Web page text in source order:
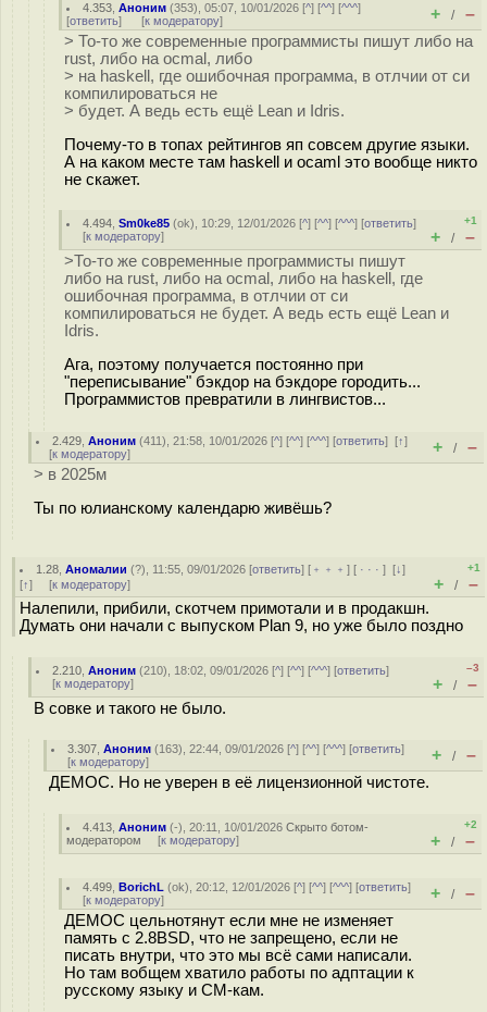
4.353 ,Аноним (353), 05:07, 10/01/2026 [^] [^^] [^^^]
[ответить] [к модератору] + / –
> То-то же современные программисты пишут либо на
rust, либо на ocmal, либо
> на haskell, где ошибочная программа, в отлчии от си
компилироваться не
> будет. А ведь есть ещё Lean и Idris.
Почему-то в топах рейтингов яп совсем другие языки.
А на каком месте там haskell и ocaml это вообще никто
не скажет.
4.494 ,Sm0ke85 (ok), 10:29, 12/01/2026 [^] [^^] [^^^] [ответить]
[к модератору]
+1
+ / –
>То-то же современные программисты пишут
либо на rust, либо на ocmal, либо на haskell, где
ошибочная программа, в отлчии от си
компилироваться не будет. А ведь есть ещё Lean и
Idris.
Ага, поэтому получается постоянно при
"переписывание" бэкдор на бэкдоре городить...
Программистов превратили в лингвистов...
2.429 ,Аноним (411), 21:58, 10/01/2026 [^] [^^] [^^^] [ответить][↑]
[к модератору] + / –
> в 2025м
Ты по юлианскому календарю живёшь?
1.28 ,Аномалии (?), 11:55, 09/01/2026 [ответить] [ ﹢﹢﹢] [ · · ·][↓]
[↑] [к модератору]
+1
+ / –
Налепили, прибили, скотчем примотали и в продакшн.
Думать они начали с выпуском Plan 9, но уже было поздно
2.210 ,Аноним (210), 18:02, 09/01/2026 [^] [^^] [^^^] [ответить]
[к модератору]
–3
+ / –
В совке и такого не было.
3.307 ,Аноним (163), 22:44, 09/01/2026 [^] [^^] [^^^] [ответить]
[к модератору] + / –
ДЕМОС. Но не уверен в её лицензионной чистоте.
4.413 ,Аноним (-), 20:11, 10/01/2026Скрыто ботом-
модератором [к модератору]
+2
+ / –
4.499 ,BorichL (ok), 20:12, 12/01/2026 [^] [^^] [^^^] [ответить]
[к модератору] + / –
ДЕМОС цельнотянут если мне не изменяет
память с 2.8BSD, что не запрещено, если не
писать внутри, что это мы всё сами написали.
Но там вобщем хватило работы по адптации к
русскому языку и СМ-кам.